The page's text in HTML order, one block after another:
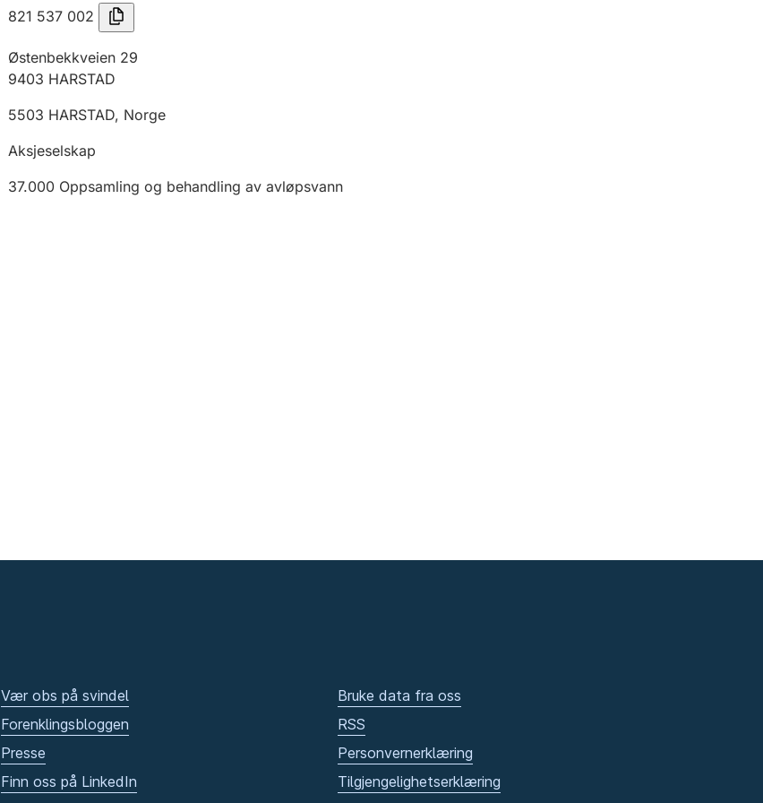
821 537 002
Østenbekkveien 29
9403 HARSTAD
5503 HARSTAD, Norge
Aksjeselskap
37.000 Oppsamling og behandling av avløpsvann
Vær obs på svindel
Forenklingsbloggen
Presse
Finn oss på LinkedIn
Bruke data fra oss
RSS
Personvernerklæring
Tilgjengelighetserklæring